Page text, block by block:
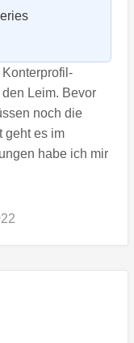
Leim. Bevor
noch die
geht es im
habe ich mir